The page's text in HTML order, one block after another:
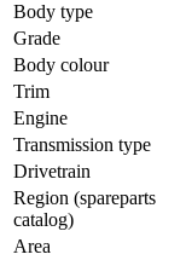
Body type
Grade
Body colour
Trim
Engine
Transmission type
Drivetrain
Region (spareparts
catalog)
Area